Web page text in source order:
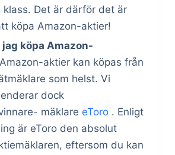
klass. Det är därför det är
köpa Amazon-aktier!
jag köpa Amazon-
Amazon-aktier kan köpas från
som helst. Vi
dock
mäklare eToro . Enligt
är eToro den absolut
eftersom du kan